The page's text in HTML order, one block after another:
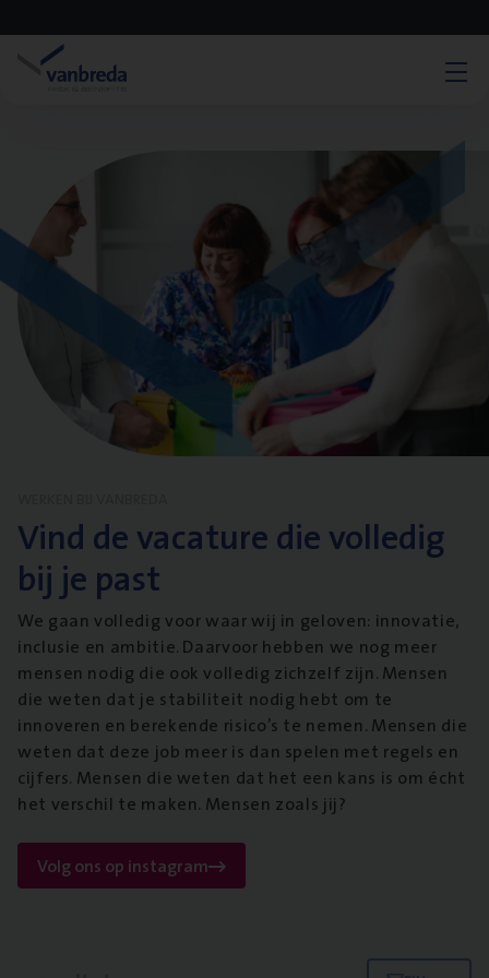
Vind de vacature die volledig
bij je past
We gaan volledig voor waar wij in geloven: innovatie,
inclusie en ambitie. Daarvoor hebben we nog meer
mensen nodig die ook volledig zichzelf zijn. Mensen
die weten dat je stabiliteit nodig hebt om te
innoveren en berekende risico’s te nemen. Mensen die
weten dat deze job meer is dan spelen met regels en
cijfers. Mensen die weten dat het een kans is om écht
het verschil te maken. Mensen zoals jij?
Volg ons op instagram